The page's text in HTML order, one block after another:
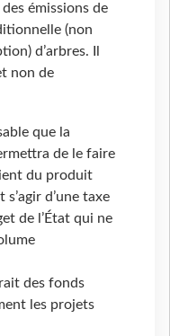
émissions de
(non
d’arbres. Il
non de
que la
de le faire
du produit
d’une taxe
de l’État qui ne
des fonds
les projets